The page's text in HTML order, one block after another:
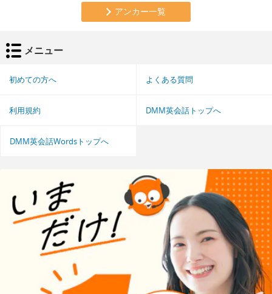
アンカー一覧
メニュー
初めての方へ よくある質問
利用規約 DMM英会話トップへ
DMM英会話Wordsトップへ